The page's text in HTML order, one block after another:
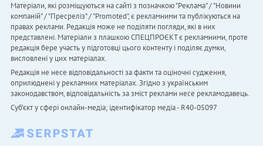
Матеріали, які розміщуються на сайті з позначкою "Реклама" / "Новини
компаній" / "Пресреліз" / "Promoted", є рекламними та публікуються на
правах реклами. Редакція може не поділяти погляди, які в них
представлені. Матеріали з плашкою СПЕЦПРОЄКТ є рекламними, проте
редакція бере участь у підготовці цього контенту і поділяє думки,
висловлені у цих матеріалах.
Редакція не несе відповідальності за факти та оціночні судження,
оприлюднені у рекламних матеріалах. Згідно з українським
законодавством, відповідальність за зміст реклами несе рекламодавець.
Cуб'єкт у сфері онлайн-медіа; ідентифікатор медіа - R40-05097